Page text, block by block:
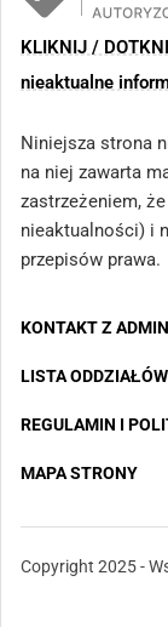
KLIKNIJ /
nieaktualne
Niniejsza strona
na niej zawarta
zastrzeżeniem,
nieaktualności) i
przepisów prawa.
KONTAKT Z
LISTA ODDZIAŁÓW
REGULAMIN I
MAPA STRONY
Copyright 2025 -